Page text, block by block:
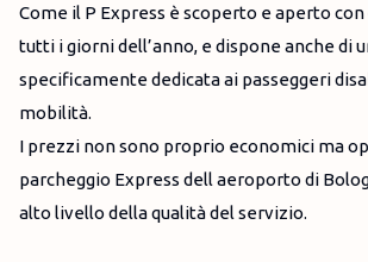
Come il P Express è scoperto e aperto
tutti i giorni dell’anno, e dispone anche di
specificamente dedicata ai passeggeri
mobilità.
I prezzi non sono proprio economici ma
parcheggio Express dell aeroporto di
alto livello della qualità del servizio.